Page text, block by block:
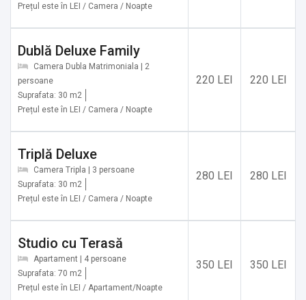
Prețul este în LEI / Camera / Noapte
Dublă Deluxe Family
Camera Dubla Matrimoniala | 2
persoane
Suprafata: 30 m2
Prețul este în LEI / Camera / Noapte
220 LEI 220 LEI
Triplă Deluxe
Camera Tripla | 3 persoane
Suprafata: 30 m2
Prețul este în LEI / Camera / Noapte
280 LEI 280 LEI
Studio cu Terasă
Apartament | 4 persoane
Suprafata: 70 m2
Prețul este în LEI / Apartament/Noapte
350 LEI 350 LEI